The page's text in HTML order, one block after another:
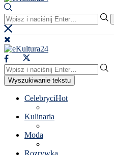
Wyszukiwanie tekstu
CelebryciHot
Kulinaria
Moda
Rozrywka